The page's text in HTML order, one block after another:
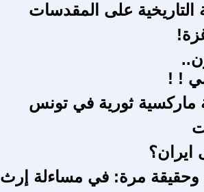
التاريخية على المقدسات
! !
ماركسية ثورية في تونس
ايران؟
مرة: في مساءلة إرث